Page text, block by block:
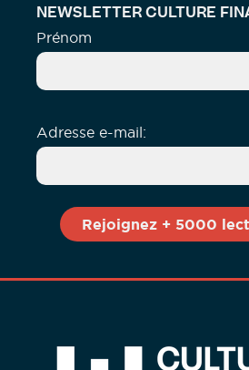
NEWSLETTER CULTURE
Prénom
Adresse e-mail: